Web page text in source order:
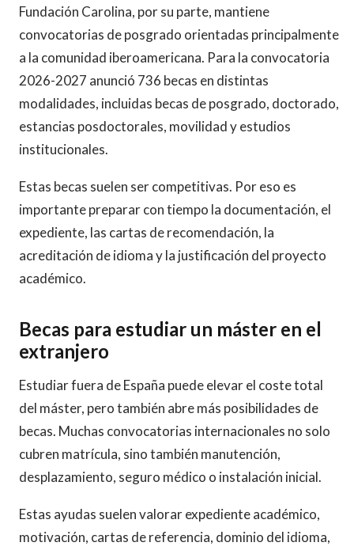
Fundación Carolina, por su parte, mantiene
convocatorias de posgrado orientadas principalmente
a la comunidad iberoamericana. Para la convocatoria
2026-2027 anunció 736 becas en distintas
modalidades, incluidas becas de posgrado, doctorado,
estancias posdoctorales, movilidad y estudios
institucionales.
Estas becas suelen ser competitivas. Por eso es
importante preparar con tiempo la documentación, el
expediente, las cartas de recomendación, la
acreditación de idioma y la justificación del proyecto
académico.
Becas para estudiar un máster en el
extranjero
Estudiar fuera de España puede elevar el coste total
del máster, pero también abre más posibilidades de
becas. Muchas convocatorias internacionales no solo
cubren matrícula, sino también manutención,
desplazamiento, seguro médico o instalación inicial.
Estas ayudas suelen valorar expediente académico,
motivación, cartas de referencia, dominio del idioma,